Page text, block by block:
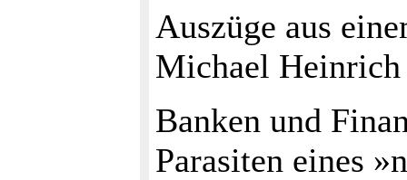
Auszüge aus
Michael Heinrich
Banken und
Parasiten eines